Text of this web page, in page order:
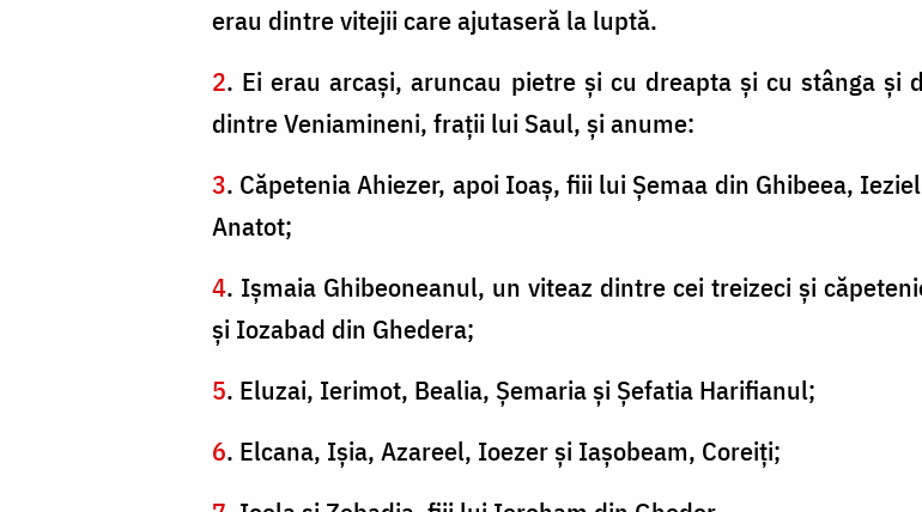
erau dintre vitejii care ajutaseră la luptă.
2. Ei erau arcaşi, aruncau pietre şi cu dreapta şi cu stânga şi
dintre Veniamineni, fraţii lui Saul, şi anume:
3. Căpetenia Ahiezer, apoi Ioaş, fiii lui Şemaa din Ghibeea,
Anatot;
4. Işmaia Ghibeoneanul, un viteaz dintre cei treizeci şi
şi Iozabad din Ghedera;
5. Eluzai, Ierimot, Bealia, Şemaria şi Şefatia Harifianul;
6. Elcana, Işia, Azareel, Ioezer şi Iaşobeam, Coreiţi;